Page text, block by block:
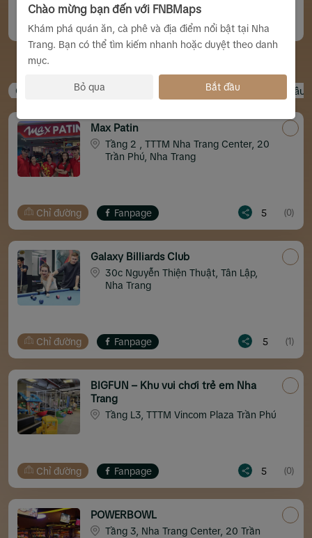
Chỉ đường Website 5
Casino Công viên nước Bowling, patine
Max Patin
Tầng 2 , TTTM Nha Trang Center, 20
Trần Phú, Nha Trang
Chỉ đường Fanpage 5 (0)
Galaxy Billiards Club
30c Nguyễn Thiện Thuật, Tân Lập,
Nha Trang
Chỉ đường Fanpage 5 (1)
BIGFUN – Khu vui chơi trẻ em Nha
Trang
Tầng L3, TTTM Vincom Plaza Trần Phú
Chỉ đường Fanpage 5 (0)
POWERBOWL
Tầng 3, Nha Trang Center, 20 Trần
Chào mừng bạn đến với FNBMaps
Khám phá quán ăn, cà phê và địa điểm nổi bật tại Nha
Trang. Bạn có thể tìm kiếm nhanh hoặc duyệt theo danh
mục.
Bỏ qua Bắt đầu